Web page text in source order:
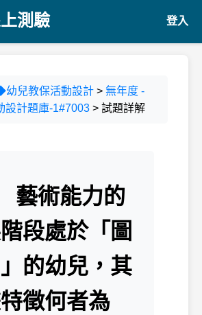
測驗 登入
幼兒教保活動設計 > 無年度 -
設計題庫-1#7003 > 試題詳解
術能力的
段處於「圖
的幼兒，其
徵何者為